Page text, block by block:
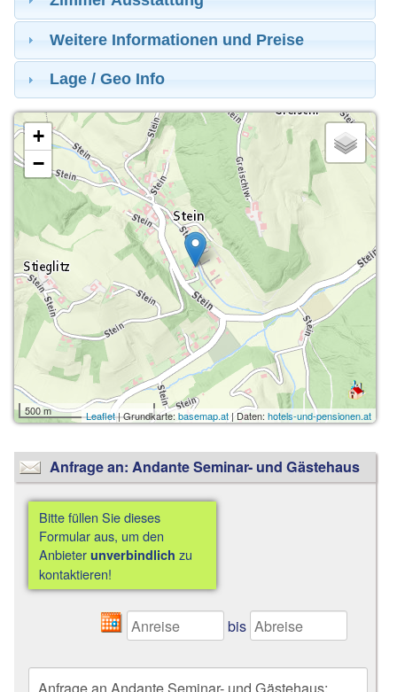
Weitere Informationen und Preise
Lage / Geo Info
+
−
500 m Leaflet| Grundkarte:basemap.at| Daten: hotels-und-pensionen.at
Anfrage an: Andante Seminar- und Gästehaus
Bitte füllen Sie dieses
Formular aus, um den
Anbieterunverbindlich zu
kontaktieren!
bis